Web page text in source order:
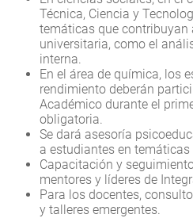
Técnica, Ciencia y
temáticas que contribuyan
universitaria, como el
interna.
En el área de química, los
rendimiento deberán
Académico durante el
obligatoria.
Se dará asesoría
a estudiantes en temáticas
Capacitación y
mentores y líderes de
Para los docentes,
y talleres emergentes.